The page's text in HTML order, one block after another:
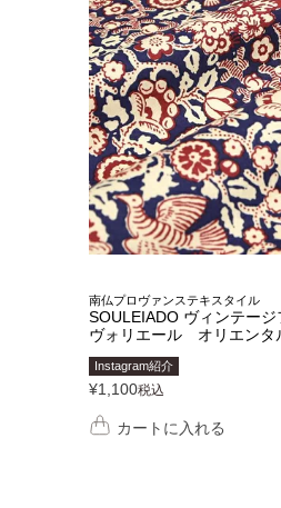
南仏プロヴァンステキスタイル
SOULEIADO ヴィンテージ
ヴォリエール オリエンタ
Instagram紹介
¥1,100税込
カートに入れる